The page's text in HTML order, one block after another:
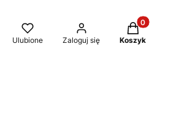
Ulubione Zaloguj się
Produkty w
Koszyk